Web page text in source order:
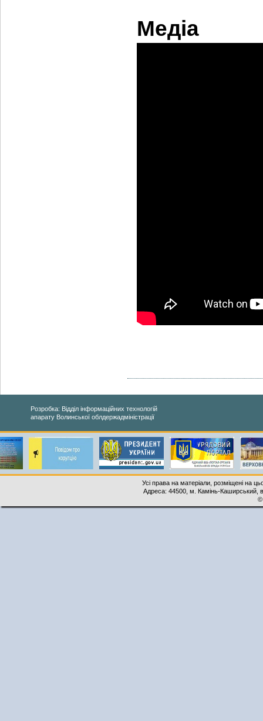
Медіа
Розробка: Відділ інформаційних технологій
апарату Волинської облдержадміністрації
Усі права на матеріали, розміщені на
Адреса: 44500, м. Камінь-Каширський,
©